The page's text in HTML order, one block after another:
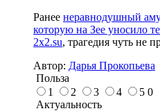
Ранее неравнодушный
которую на Зее уносило
2x2.su, трагедия чуть не
Автор: Дарья Прокопьева
Польза
1
2 3 4 5 0
Актуальность